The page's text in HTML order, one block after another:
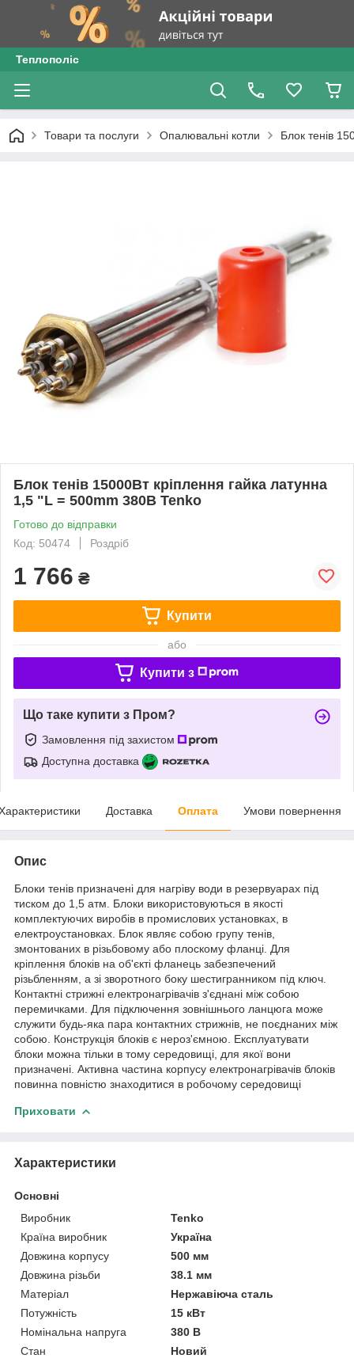
Теплополіс
Товари та послуги Опалювальні котли Блок тенів
Блок тенів 15000Вт кріплення гайка латунна
1,5 "L = 500mm 380В Tenko
Готово до відправки
Код: 50474
Роздріб
1 766 ₴
Купити
або
Купити з
Що таке купити з Пром?
Замовлення під захистом
Доступна доставка
Доставка Оплата Умови повернення
Опис
Блоки тенів призначені для нагріву води в резервуарах під
тиском до 1,5 атм. Блоки використовуються в якості
комплектуючих виробів в промислових установках, в
електроустановках. Блок являє собою групу тенів,
змонтованих в різьбовому або плоскому фланці. Для
кріплення блоків на об'єкті фланець забезпечений
різьбленням, а зі зворотного боку шестигранником під ключ.
Контактні стрижні електронагрівачів з'єднані між собою
перемичками. Для підключення зовнішнього ланцюга може
служити будь-яка пара контактних стрижнів, не поєднаних між
собою. Конструкція блоків є нероз'ємною. Експлуатувати
блоки можна тільки в тому середовищі, для якої вони
призначені. Активна частина корпусу електронагрівачів блоків
повинна повністю знаходитися в робочому середовищі
Приховати
Характеристики
Основні
Виробник
Tenko
Країна виробник
Україна
Довжина корпусу
500 мм
Довжина різьби
38.1 мм
Матеріал
Нержавіюча сталь
Потужність
15 кВт
Номінальна напруга
380 В
Стан
Новий